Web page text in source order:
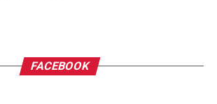
FACEBOOK